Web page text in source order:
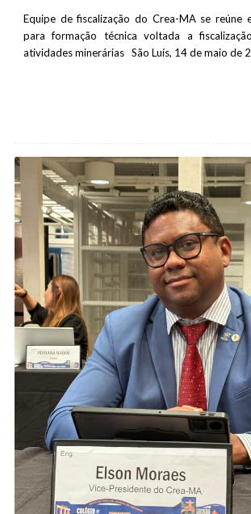
Equipe de fiscalização do Crea-MA se reúne
para formação técnica voltada a
atividades minerárias São Luís, 14 de maio de